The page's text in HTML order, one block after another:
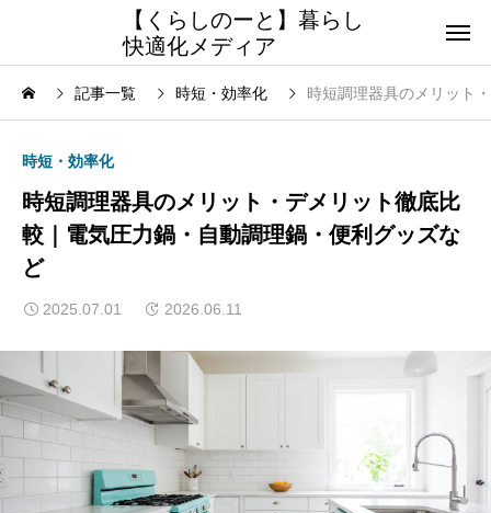
【くらしのーと】暮らし
快適化メディア
記事一覧 時短・効率化 時短調理器具のメリット
時短・効率化
時短調理器具のメリット・デメリット徹底比
較｜電気圧力鍋・自動調理鍋・便利グッズな
ど
2025.07.01 2026.06.11